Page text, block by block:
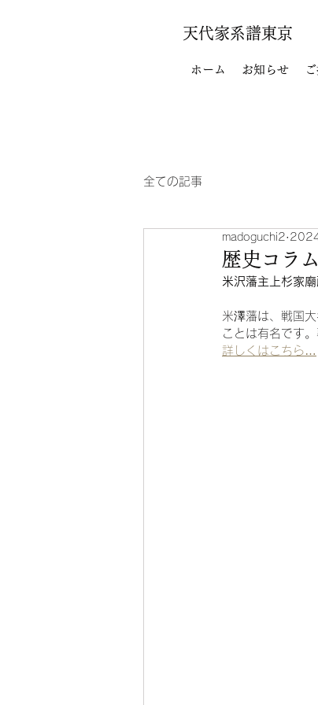
天代家系譜東京
ホーム お知らせ
全ての記事
歴史コラ
madoguchi2
米沢藩主上杉家
米澤藩は、戦国
ことは有名です
詳しくはこちら…